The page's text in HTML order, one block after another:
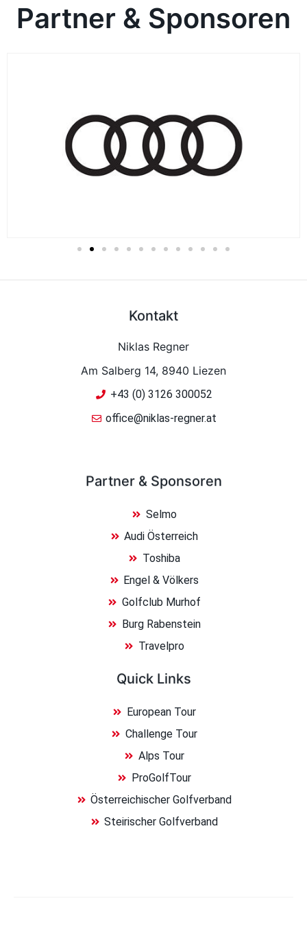
Partner & Sponsoren
Kontakt
Niklas Regner
Am Salberg 14, 8940 Liezen
+43 (0) 3126 300052
office@niklas-regner.at
Partner & Sponsoren
Selmo
Audi Österreich
Toshiba
Engel & Völkers
Golfclub Murhof
Burg Rabenstein
Travelpro
Quick Links
European Tour
Challenge Tour
Alps Tour
ProGolfTour
Österreichischer Golfverband
Steirischer Golfverband